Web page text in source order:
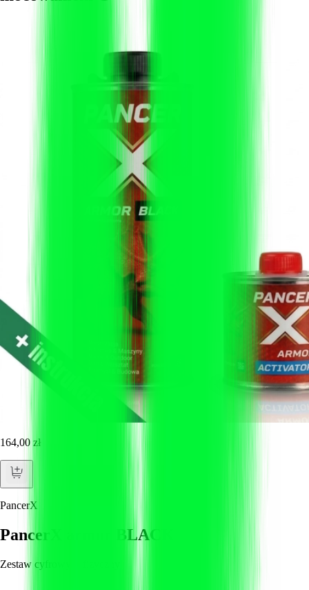
164,00 zł
PancerX
PancerX armor BLACK
Zestaw cyfrowy + fizyczny